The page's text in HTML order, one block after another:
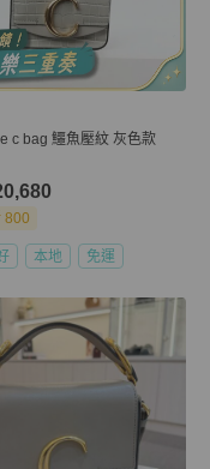
c bag 鱷魚壓紋 灰色款
800
本地 免運